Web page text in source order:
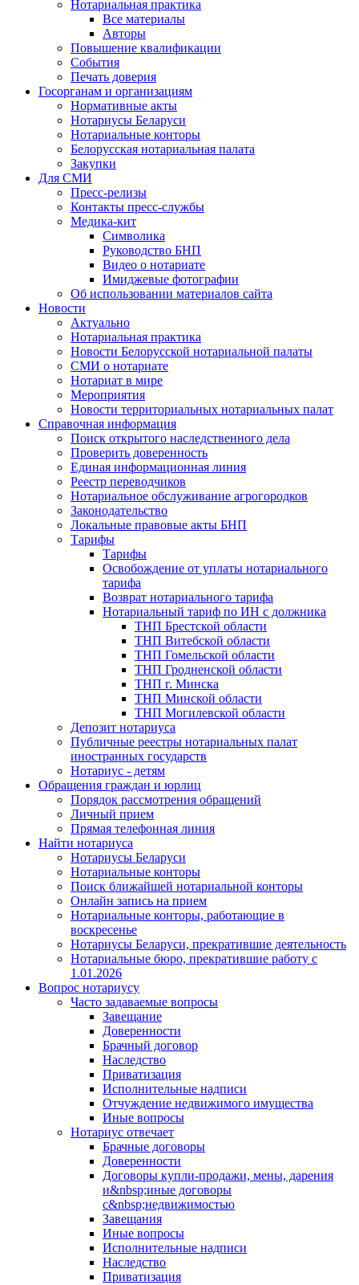
Нотариальная практика
Все материалы
Авторы
Повышение квалификации
События
Печать доверия
Госорганам и организациям
Нормативные акты
Нотариусы Беларуси
Нотариальные конторы
Белорусская нотариальная палата
Закупки
Для СМИ
Пресс-релизы
Контакты пресс-службы
Медика-кит
Символика
Руководство БНП
Видео о нотариате
Имиджевые фотографии
Об использовании материалов сайта
Новости
Актуально
Нотариальная практика
Новости Белорусской нотариальной палаты
СМИ о нотариате
Нотариат в мире
Мероприятия
Новости территориальных нотариальных палат
Справочная информация
Поиск открытого наследственного дела
Проверить доверенность
Единая информационная линия
Реестр переводчиков
Нотариальное обслуживание агрогородков
Законодательство
Локальные правовые акты БНП
Тарифы
Тарифы
Освобождение от уплаты нотариального
тарифа
Возврат нотариального тарифа
Нотариальный тариф по ИН с должника
ТНП Брестской области
ТНП Витебской области
ТНП Гомельской области
ТНП Гродненской области
ТНП г. Минска
ТНП Минской области
ТНП Могилевской области
Депозит нотариуса
Публичные реестры нотариальных палат
иностранных государств
Нотариус - детям
Обращения граждан и юрлиц
Порядок рассмотрения обращений
Личный прием
Прямая телефонная линия
Найти нотариуса
Нотариусы Беларуси
Нотариальные конторы
Поиск ближайшей нотариальной конторы
Онлайн запись на прием
Нотариальные конторы, работающие в
воскресенье
Нотариусы Беларуси, прекратившие деятельность
Нотариальные бюро, прекратившие работу с
1.01.2026
Вопрос нотариусу
Часто задаваемые вопросы
Завещание
Доверенности
Брачный договор
Наследство
Приватизация
Исполнительные надписи
Отчуждение недвижимого имущества
Иные вопросы
Нотариус отвечает
Брачные договоры
Доверенности
Договоры купли-продажи, мены, дарения
и&nbsp;иные договоры
с&nbsp;недвижимостью
Завещания
Иные вопросы
Исполнительные надписи
Наследство
Приватизация